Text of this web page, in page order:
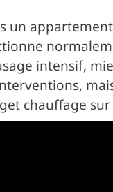
un
intensif,
chauffage